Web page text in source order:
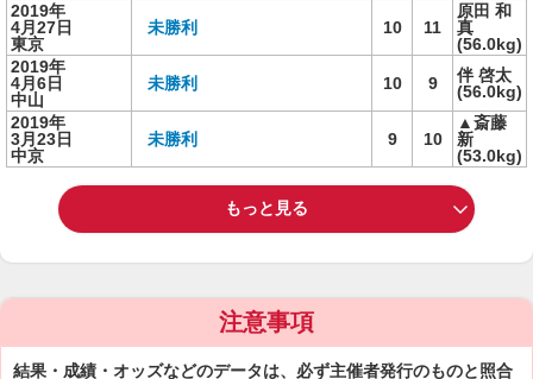
2019年
4月27日
東京
未勝利 10 11
原田 和
真
(56.0kg)
2019年
4月6日
中山
未勝利 10 9
伴 啓太
(56.0kg)
2019年
3月23日
中京
未勝利 9 10
▲斎藤
新
(53.0kg)
もっと見る
注意事項
結果・成績・オッズなどのデータは、必ず主催者発行のものと照合